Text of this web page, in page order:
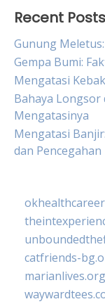
Recent Posts
Gunung
Gempa Bumi:
Mengatasi
Bahaya Longsor
Mengatasinya
Mengatasi
dan Pencegahan
catfriends-
marianlives.org